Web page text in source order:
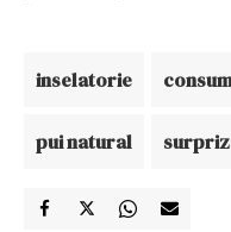
inselatorie
pui natural